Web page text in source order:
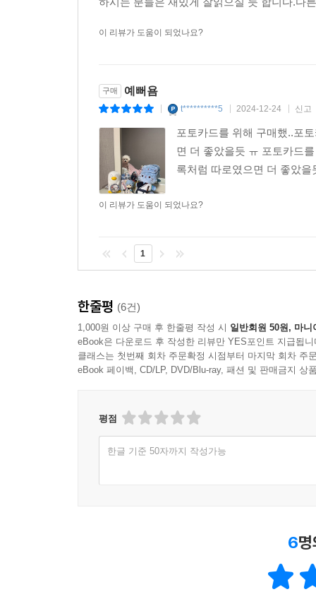
이 리뷰가 도움이 되었나요?
구매 예뻐욤
t**********5 2024-12-24 신고
포토카드를 위해 구매했..포
면 더 좋았을듯 ㅠ 포토카드
록처럼 따로였으면 더 좋았
이 리뷰가 도움이 되었나요?
1
한줄평 (6건)
1,000원 이상 구매 후 한줄평 작성 시 일반회원 50원, 마니
eBook은 다운로드 후 작성한 리뷰만 YES포인트 지급됩니
클래스는 첫번째 회차 주문확정 시점부터 마지막 회차 주
eBook 페이백, CD/LP, DVD/Blu-ray, 패션 및 판매금지 상
평점
한글 기준 50자까지 작성가능
6